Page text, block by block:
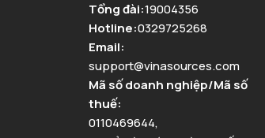
Tổng đài:19004356
Hotline:0329725268
Email:
support@vinasources.com
Mã số doanh nghiệp/Mã số
thuế:
0110469644,